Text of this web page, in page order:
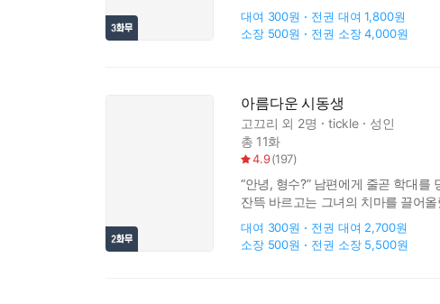
사람은 한선우 뿐이라고! 그녀가 원
대여 300원 전권 대여 1,800원
소장 500원 전권 소장 4,000원
아름다운 시동생
고끄리 외 2명 tickle
성인
총 11화
4.9(197)
“안녕, 형수?” 남편에게 줄곧 학대
잔뜩 바르고는 그녀의 치마를 끌어
구멍을 건드렸다. “거기는…… 거기
대여 300원 전권 대여 2,700원
소장 500원 전권 소장 5,500원